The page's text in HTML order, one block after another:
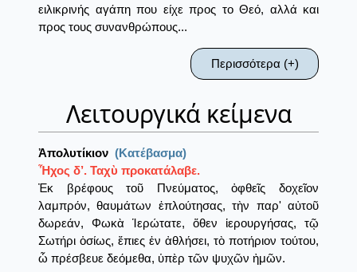
ειλικρινής αγάπη που είχε προς το Θεό, αλλά και
προς τους συνανθρώπους...
Περισσότερα (+)
Λειτουργικά κείμενα
Ἀπολυτίκιον (Κατέβασμα)
Ἦχος δ’. Ταχὺ προκατάλαβε.
Ἐκ βρέφους τοῦ Πνεύματος, ὀφθεῖς δοχεῖον
λαμπρόν, θαυμάτων ἐπλούτησας, τὴν παρ' αὐτοῦ
δωρεάν, Φωκὰ Ἱερώτατε, ὅθεν ἱερουργήσας, τῷ
Σωτήρι ὁσίως, ἔπιες ἐν ἀθλήσει, τὸ ποτήριον τούτου,
ὦ πρέσβευε δεόμεθα, ὑπὲρ τῶν ψυχῶν ἠμῶν.